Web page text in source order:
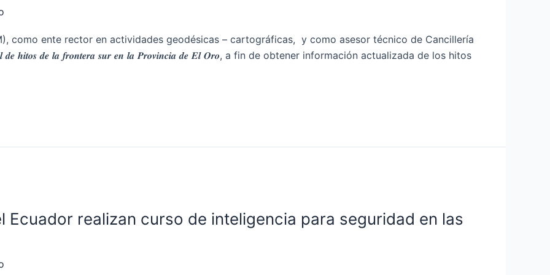
como ente rector en actividades geodésicas – cartográficas, y como asesor técnico de Cancillería
𝒅𝒆 𝒉𝒊𝒕𝒐𝒔 𝒅𝒆 𝒍𝒂 𝒇𝒓𝒐𝒏𝒕𝒆𝒓𝒂 𝒔𝒖𝒓 𝒆𝒏 𝒍𝒂 𝑷𝒓𝒐𝒗𝒊𝒏𝒄𝒊𝒂 𝒅𝒆 𝑬𝒍 𝑶𝒓𝒐, a fin de obtener información actualizada de los hitos
Ecuador realizan curso de inteligencia para seguridad en las